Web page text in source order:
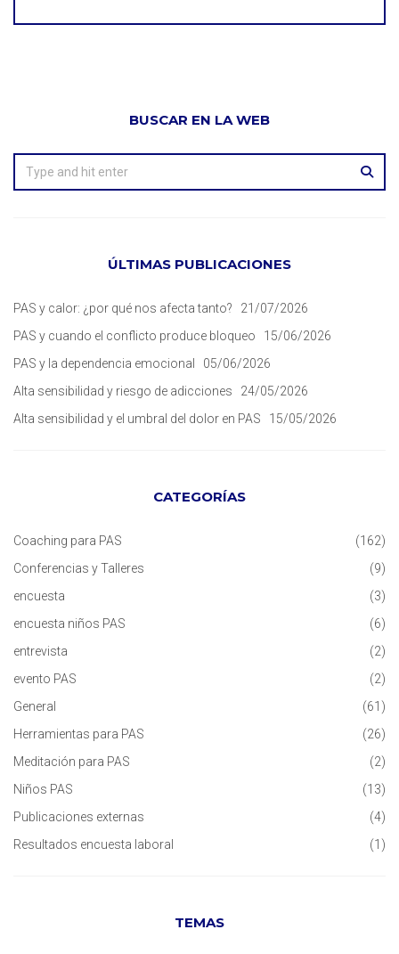
BUSCAR EN LA WEB
ÚLTIMAS PUBLICACIONES
PAS y calor: ¿por qué nos afecta tanto?
21/07/2026
PAS y cuando el conflicto produce bloqueo
15/06/2026
PAS y la dependencia emocional
05/06/2026
Alta sensibilidad y riesgo de adicciones
24/05/2026
Alta sensibilidad y el umbral del dolor en PAS
15/05/2026
CATEGORÍAS
Coaching para PAS
(162)
Conferencias y Talleres
(9)
encuesta
(3)
encuesta niños PAS
(6)
entrevista
(2)
evento PAS
(2)
General
(61)
Herramientas para PAS
(26)
Meditación para PAS
(2)
Niños PAS
(13)
Publicaciones externas
(4)
Resultados encuesta laboral
(1)
TEMAS